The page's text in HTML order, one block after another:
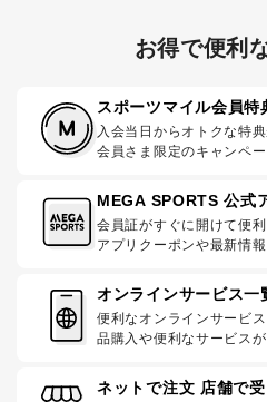
お得で便利
スポーツマイル会員特
入会当日からオトクな特
会員さま限定のキャンペー
MEGA SPORTS 公式
会員証がすぐに開けて便利
アプリクーポンや最新情
オンラインサービス一
便利なオンラインサービ
品購入や便利なサービスが
ネットで注文 店舗で受